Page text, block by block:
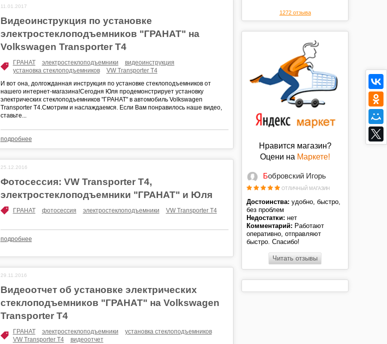
11.01.2017
Видеоинструкция по установке
электростеклоподъемников "ГРАНАТ" на
Volkswagen Transporter T4
ГРАНАТ электростеклоподъемники
видеоинструкция
установка стеклоподъемников
VW Transporter T4
И вот она, долгожданная инструкция по установке стеклоподъемников от
нашего интернет-магазина!Сегодня Юля продемонстрирует установку
электрических стеклоподъемников "ГРАНАТ" в автомобиль Volkswagen
Transporter T4.Смотрим и наслаждаемся. Если Вам понравилось наше видео,
ставьте...
подробнее
25.12.2016
Фотосессия: VW Transporter T4,
электростеклоподъемники "ГРАНАТ" и Юля
ГРАНАТ фотосессия электростеклоподъемники VW Transporter T4
подробнее
29.11.2016
Видеоотчет об установке электрических
стеклоподъемников "ГРАНАТ" на Volkswagen
Transporter T4
ГРАНАТ электростеклоподъемники
установка стеклоподъемников
VW Transporter T4
видеоотчет
1272 отзыва
Нравится магазин?
Оцени на Маркете!
Бобровский Игорь
ОТЛИЧНЫЙ МАГАЗИН
Достоинства: удобно, быстро,
без проблем
Недостатки: нет
Комментарий: Работают
оперативно, отправляют
быстро. Спасибо!
Читать отзывы